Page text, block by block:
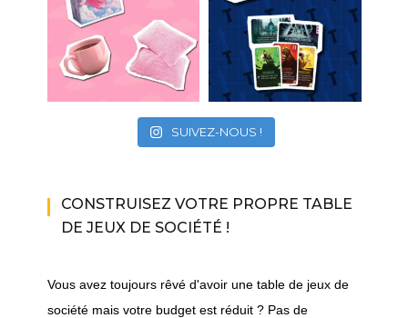
SUIVEZ-NOUS !
CONSTRUISEZ VOTRE PROPRE TABLE
DE JEUX DE SOCIÉTÉ !
Vous avez toujours rêvé d'avoir une table de jeux de
société mais votre budget est réduit ? Pas de